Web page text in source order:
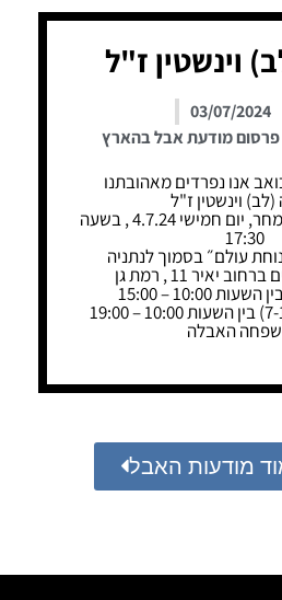
וינשטין ז"ל
03/07/2024
פרסום מודעת אבל בהארץ
אנו נפרדים מאהובתנו
(לב) וינשטין ז"ל
טקס פרידה יתקיים מחר, יום חמישי 4.7.24 , בשעה
17:30
עולם״ בסמוך לנתניה
יאיר 11 , רמת גן
האבלה
מודעות האבל